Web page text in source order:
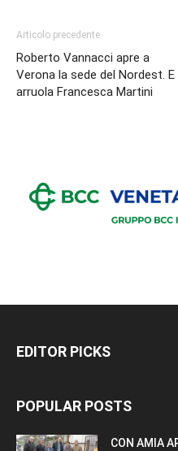
Articolo precedente
Roberto Vannacci apre a
Verona la sede del Nordest. E
arruola Francesca Martini
EDITOR PICKS
POPULAR POSTS
CON AMIA